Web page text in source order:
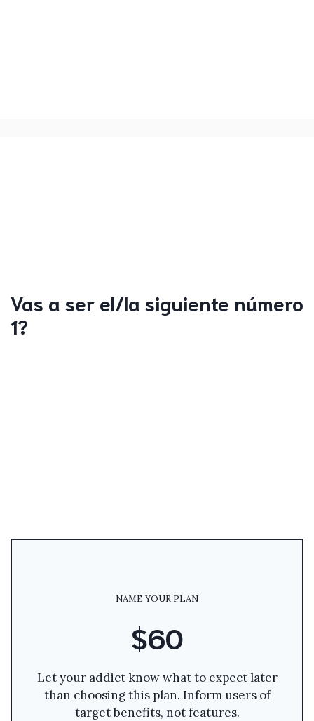
Vas a ser el/la siguiente número
1?
NAME YOUR PLAN
$60
Let your addict know what to expect later
than choosing this plan. Inform users of
target benefits, not features.